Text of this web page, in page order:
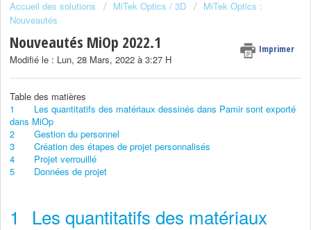
Accueil des solutions MiTek Optics / 3D
MiTek Optics :
Nouveautés
Nouveautés MiOp 2022.1 Imprimer
Modifié le : Lun, 28 Mars, 2022 à 3:27 H
Table des matières
1
Les quantitatifs des matériaux dessinés dans Pamir sont exporté
dans MiOp
2
Gestion du personnel
3
Création des étapes de projet personnalisés
4
Projet verrouillé
5
Données de projet
1
Les quantitatifs des matériaux